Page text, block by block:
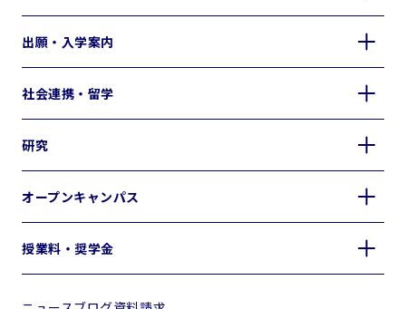
出願・入学案内
社会連携・留学
研究
オープンキャンパス
授業料・奨学金